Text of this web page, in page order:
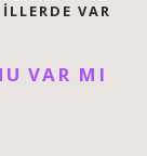
VAR
VAR MI